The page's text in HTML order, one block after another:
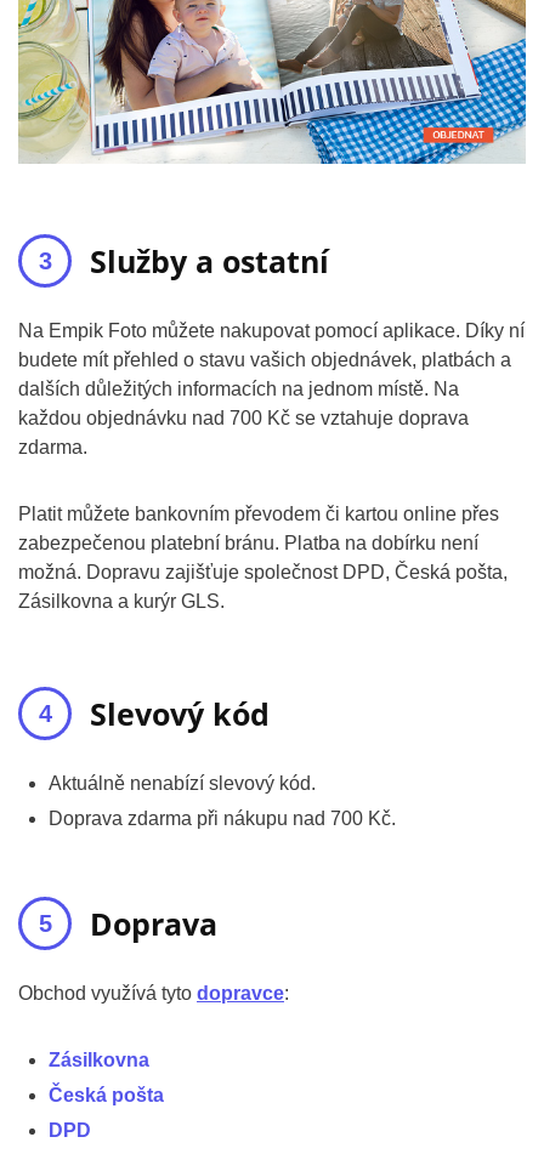
Služby a ostatní
Na Empik Foto můžete nakupovat pomocí aplikace. Díky ní
budete mít přehled o stavu vašich objednávek, platbách a
dalších důležitých informacích na jednom místě. Na
každou objednávku nad 700 Kč se vztahuje doprava
zdarma.
Platit můžete bankovním převodem či kartou online přes
zabezpečenou platební bránu. Platba na dobírku není
možná. Dopravu zajišťuje společnost DPD, Česká pošta,
Zásilkovna a kurýr GLS.
Slevový kód
Aktuálně nenabízí slevový kód.
Doprava zdarma při nákupu nad 700 Kč.
Doprava
Obchod využívá tyto dopravce:
Zásilkovna
Česká pošta
DPD